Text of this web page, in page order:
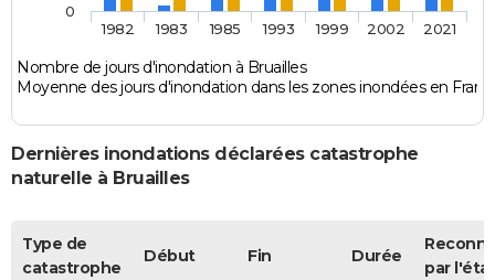
Nombre de jours d'inondation à Bruailles
Moyenne des jours d'inondation dans les zones inondées en
1982 1983 1985 1993 1999 2002 2021
0
Dernières inondations déclarées catastrophe
naturelle à Bruailles
Type de
catastrophe
Début Fin Durée
par l'état